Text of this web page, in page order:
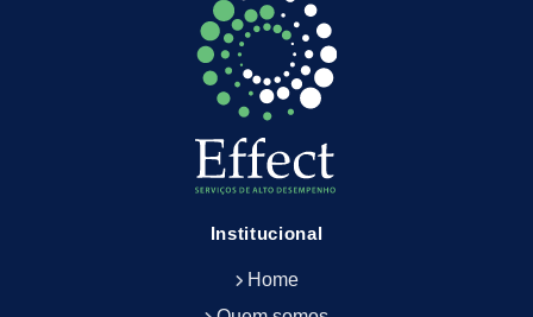
Empresa de Limpeza Predial
Empresa de Limpeza Predial Terceirizada
Empresa de Limpeza de Escritório
Empresa de Limpeza de Fachada
Empresa de Limpeza de Fachadas
Empresa de Limpeza e Conservação Predial
Empresa de Portaria e Controlador de Acesso
Empresa de Portaria e Limpeza
Institucional
Home